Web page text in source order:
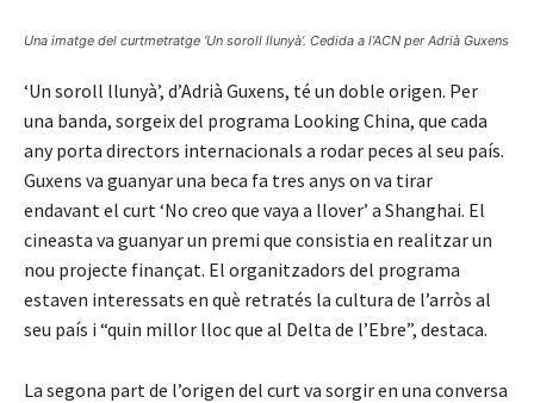
Una imatge del curtmetratge ‘Un soroll llunyà’. Cedida a l’ACN per Adrià Guxens
‘Un soroll llunyà’, d’Adrià Guxens, té un doble origen. Per
una banda, sorgeix del programa Looking China, que cada
any porta directors internacionals a rodar peces al seu país.
Guxens va guanyar una beca fa tres anys on va tirar
endavant el curt ‘No creo que vaya a llover’ a Shanghai. El
cineasta va guanyar un premi que consistia en realitzar un
nou projecte finançat. El organitzadors del programa
estaven interessats en què retratés la cultura de l’arròs al
seu país i “quin millor lloc que al Delta de l’Ebre”, destaca.
La segona part de l’origen del curt va sorgir en una conversa